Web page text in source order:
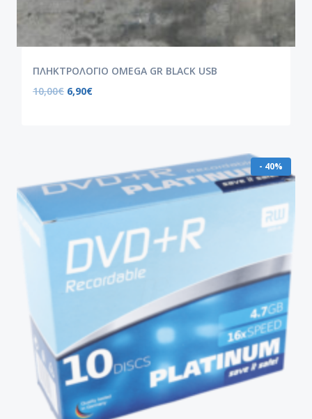
ΠΛΗΚΤΡΟΛΟΓΙΟ OMEGA GR BLACK USB
10,00€ 6,90€
- 40%